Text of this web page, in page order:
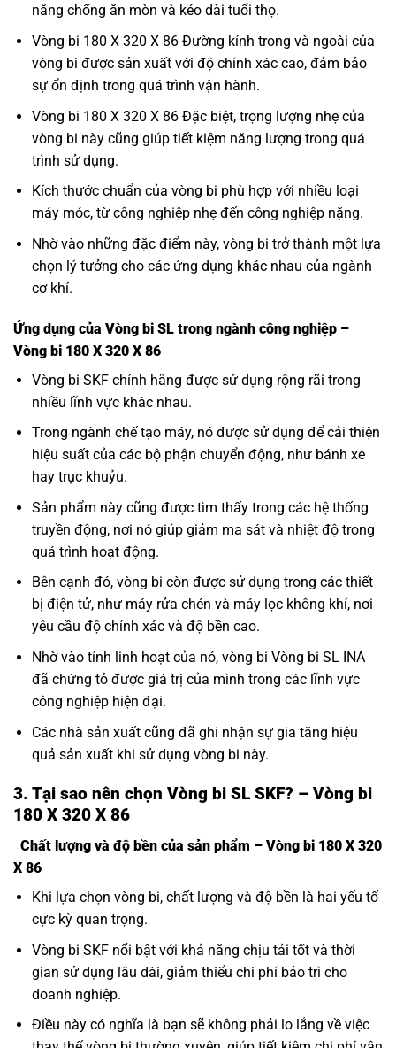
năng chống ăn mòn và kéo dài tuổi thọ.
Vòng bi 180 X 320 X 86 Đường kính trong và ngoài của
vòng bi được sản xuất với độ chính xác cao, đảm bảo
sự ổn định trong quá trình vận hành.
Vòng bi 180 X 320 X 86 Đặc biệt, trọng lượng nhẹ của
vòng bi này cũng giúp tiết kiệm năng lượng trong quá
trình sử dụng.
Kích thước chuẩn của vòng bi phù hợp với nhiều loại
máy móc, từ công nghiệp nhẹ đến công nghiệp nặng.
Nhờ vào những đặc điểm này, vòng bi trở thành một lựa
chọn lý tưởng cho các ứng dụng khác nhau của ngành
cơ khí.
Ứng dụng của Vòng bi SL trong ngành công nghiệp –
Vòng bi 180 X 320 X 86
Vòng bi SKFchính hãng được sử dụng rộng rãi trong
nhiều lĩnh vực khác nhau.
Trong ngành chế tạo máy, nó được sử dụng để cải thiện
hiệu suất của các bộ phận chuyển động, như bánh xe
hay trục khuỷu.
Sản phẩm này cũng được tìm thấy trong các hệ thống
truyền động, nơi nó giúp giảm ma sát và nhiệt độ trong
quá trình hoạt động.
Bên cạnh đó, vòng bi còn được sử dụng trong các thiết
bị điện tử, như máy rửa chén và máy lọc không khí, nơi
yêu cầu độ chính xác và độ bền cao.
Nhờ vào tính linh hoạt của nó, vòng bi Vòng bi SL INA
đã chứng tỏ được giá trị của mình trong các lĩnh vực
công nghiệp hiện đại.
Các nhà sản xuất cũng đã ghi nhận sự gia tăng hiệu
quả sản xuất khi sử dụng vòng bi này.
3. Tại sao nên chọn Vòng bi SL SKF? – Vòng bi
180 X 320 X 86
Chất lượng và độ bền của sản phẩm – Vòng bi 180 X 320
X 86
Khi lựa chọn vòng bi, chất lượng và độ bền là hai yếu tố
cực kỳ quan trọng.
Vòng bi SKF nổi bật với khả năng chịu tải tốt và thời
gian sử dụng lâu dài, giảm thiểu chi phí bảo trì cho
doanh nghiệp.
Điều này có nghĩa là bạn sẽ không phải lo lắng về việc